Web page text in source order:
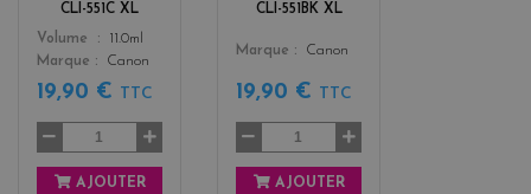
CLI-551C XL
Color
Volume
11.0ml
Marque
Canon
19,90 € TTC
AJOUTER
CLI-551BK XL
Color
Marque Canon
19,90 € TTC
AJOUTER